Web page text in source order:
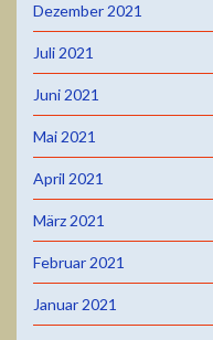
Dezember 2021
Juli 2021
Juni 2021
Mai 2021
April 2021
März 2021
Februar 2021
Januar 2021